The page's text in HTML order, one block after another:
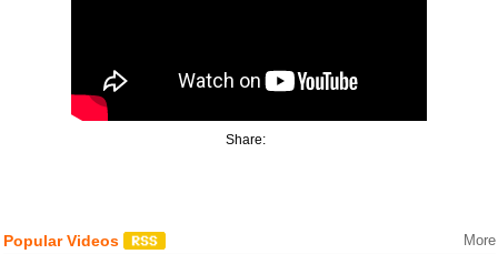
Share:
Popular Videos More